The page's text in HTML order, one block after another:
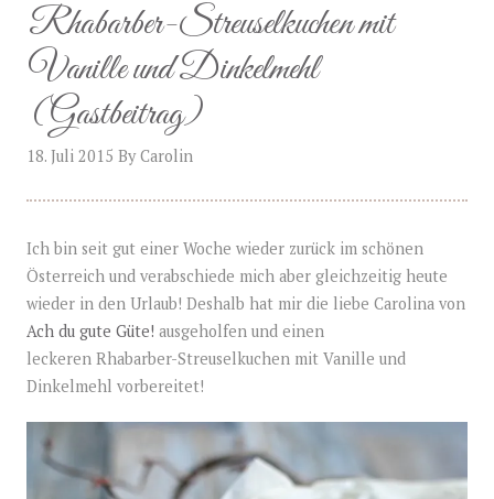
Rhabarber-Streuselkuchen mit
Vanille und Dinkelmehl
(Gastbeitrag)
18. Juli 2015 ByCarolin
Ich bin seit gut einer Woche wieder zurück im schönen
Österreich und verabschiede mich aber gleichzeitig heute
wieder in den Urlaub! Deshalb hat mir die liebe Carolina von
Ach du gute Güte! ausgeholfen und einen
leckeren Rhabarber-Streuselkuchen mit Vanille und
Dinkelmehl vorbereitet!